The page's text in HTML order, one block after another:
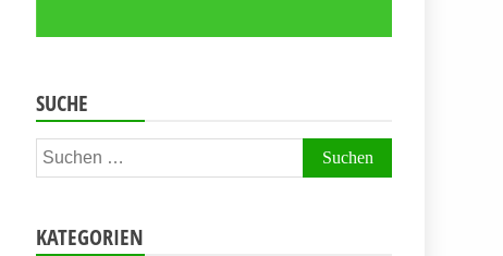
SUCHE
Suchen
nach:
KATEGORIEN